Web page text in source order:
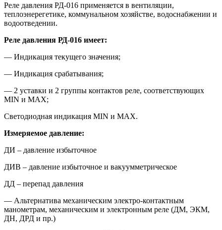
Реле давления РД-016 применяется в вентиляции,
теплоэнерегетике, коммунальном хозяйстве, водоснабжении и
водоотведении.
Реле давления РД-016 имеет:
— Индикация текущего значения;
— Индикация срабатывания;
— 2 уставки и 2 группы контактов реле, соответствующих
MIN и МАХ;
Светодиодная индикация MIN и MAX.
Измеряемое давление:
ДИ – давление избыточное
ДИВ – давление избыточное и вакуумметрическое
ДД – перепад давления
— Альтернатива механическим электро-контактным
манометрам, механическим и электронным реле (ДМ, ЭКМ,
ДН, ДРД и пр.)